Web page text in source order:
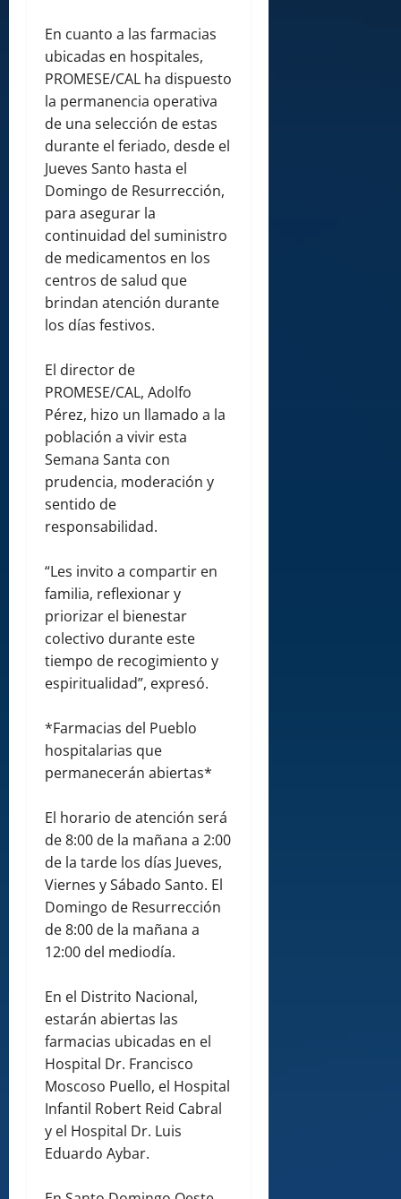
En cuanto a las farmacias
ubicadas en hospitales,
PROMESE/CAL ha dispuesto
la permanencia operativa
de una selección de estas
durante el feriado, desde el
Jueves Santo hasta el
Domingo de Resurrección,
para asegurar la
continuidad del suministro
de medicamentos en los
centros de salud que
brindan atención durante
los días festivos.
El director de
PROMESE/CAL, Adolfo
Pérez, hizo un llamado a la
población a vivir esta
Semana Santa con
prudencia, moderación y
sentido de
responsabilidad.
“Les invito a compartir en
familia, reflexionar y
priorizar el bienestar
colectivo durante este
tiempo de recogimiento y
espiritualidad”, expresó.
*Farmacias del Pueblo
hospitalarias que
permanecerán abiertas*
El horario de atención será
de 8:00 de la mañana a 2:00
de la tarde los días Jueves,
Viernes y Sábado Santo. El
Domingo de Resurrección
de 8:00 de la mañana a
12:00 del mediodía.
En el Distrito Nacional,
estarán abiertas las
farmacias ubicadas en el
Hospital Dr. Francisco
Moscoso Puello, el Hospital
Infantil Robert Reid Cabral
y el Hospital Dr. Luis
Eduardo Aybar.